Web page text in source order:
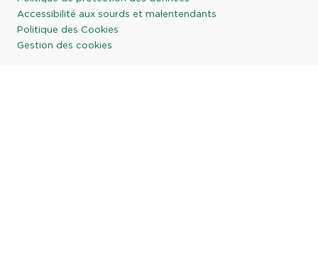
Accessibilité aux sourds et malentendants
Politique des Cookies
Gestion des cookies